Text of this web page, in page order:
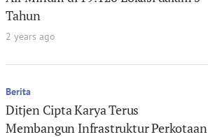
Tahun
2 years ago
Berita
Ditjen Cipta Karya Terus
Membangun Infrastruktur Perkotaan